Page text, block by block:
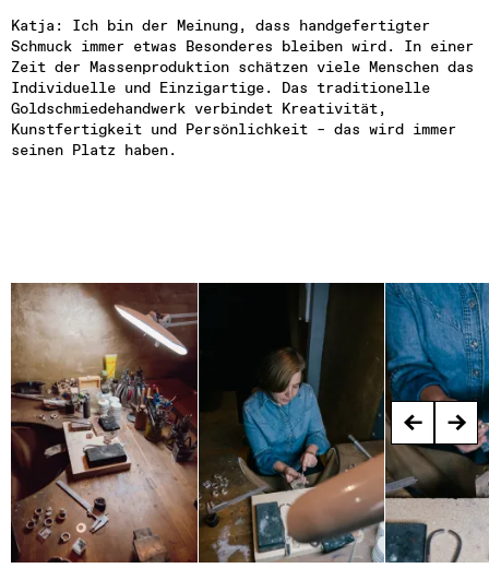
Katja: Ich bin der Meinung, dass handgefertigter
Schmuck immer etwas Besonderes bleiben wird. In einer
Zeit der Massenproduktion schätzen viele Menschen das
Individuelle und Einzigartige. Das traditionelle
Goldschmiedehandwerk verbindet Kreativität,
Kunstfertigkeit und Persönlichkeit – das wird immer
seinen Platz haben.
← →